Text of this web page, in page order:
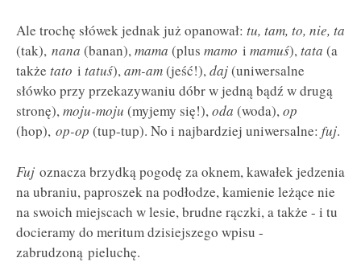
Ale trochę słówek jednak już opanował: tu, tam, to, nie, ta
(tak), nana (banan),mama (plus mamo i mamuś),tata (a
także tato i tatuś),am-am(jeść!),daj(uniwersalne
słówko przy przekazywaniu dóbr w jedną bądź w drugą
stronę),moju-moju (myjemy się!),oda (woda),op
(hop), op-op (tup-tup). No i najbardziej uniwersalne: fuj.
Fuj oznacza brzydką pogodę za oknem, kawałek jedzenia
na ubraniu, paproszek na podłodze, kamienie leżące nie
na swoich miejscach w lesie, brudne rączki, a także - i tu
docieramy do meritum dzisiejszego wpisu -
zabrudzoną pieluchę.